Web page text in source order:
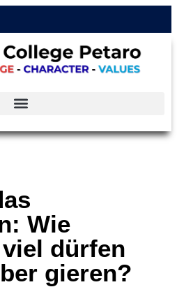
Wie
dürfen
gieren?